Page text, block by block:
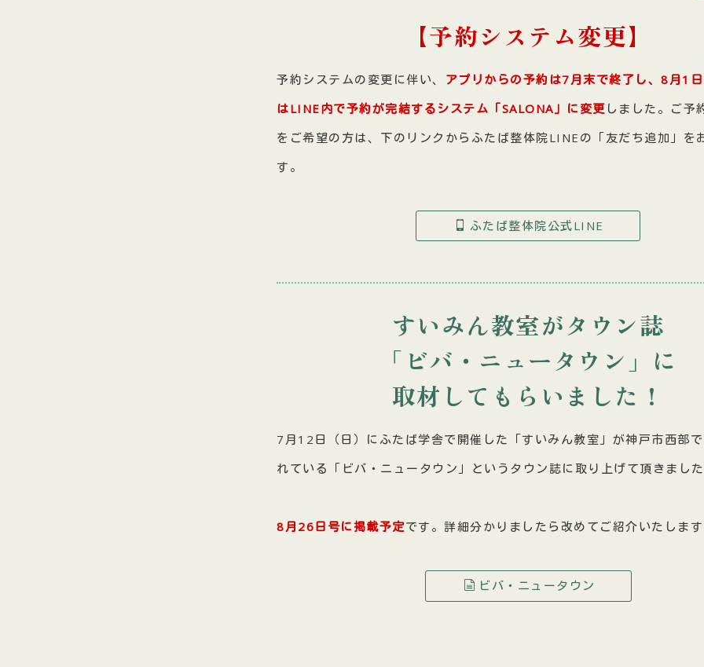
【予約システム変更】
予約システムの変更に伴い、 アプリからの予約は7月末で終了し、 8月1
はLINE内で予約が完結するシステム「SALONA」に変更 しました。ご予
をご希望の方は、下のリンクからふたば整体院LINEの「友だち追加」を
す。
ふたば整体院公式LINE
すいみん教室がタウン誌
「ビバ・ニュータウン」に
取材してもらいました！
7月12日（日）にふたば学舎で開催した「すいみん教室」が神戸市西部
れている「ビバ・ニュータウン」というタウン誌に取り上げて頂きまし
8月26日号に掲載予定です。詳細分かりましたら改めてご紹介いたしま
ビバ・ニュータウン